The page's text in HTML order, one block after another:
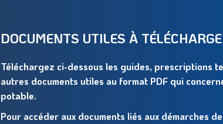
DOCUMENTS UTILES À
Téléchargez ci-dessous les guides, prescriptions
autres documents utiles au format PDF qui
potable.
Pour accéder aux documents liés aux démarches